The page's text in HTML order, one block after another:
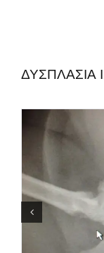
ΔΥΣΠΛΑΣΙΑ